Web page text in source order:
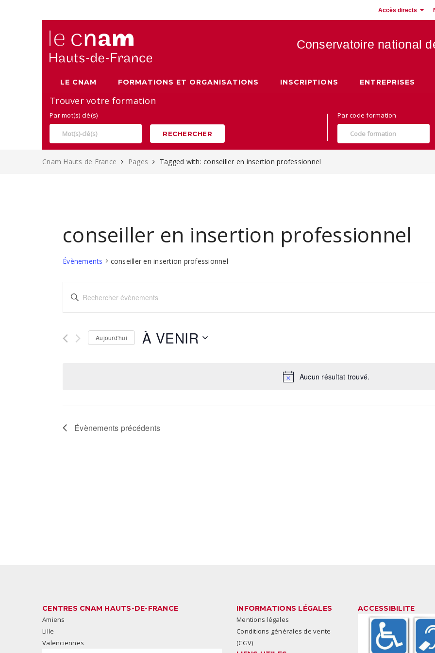
Accès directs
Conservatoire national
LE CNAM FORMATIONS ET ORGANISATIONS INSCRIPTIONS ENTREPRISES
Trouver votre formation
Par mot(s) clé(s)
RECHERCHER
Par code formation
Cnam Hauts de France Pages Tagged with: conseiller en insertion professionnel
Aucun résultat trouvé.
conseiller en insertion professionnel
Évènements conseiller en insertion professionnel
et
navigation
vues
Saisir
Rechercher
ÉvènementsAujourd'hui À VENIR
Évènements précédents
CENTRES CNAM HAUTS-DE-FRANCE
Amiens
Lille
Valenciennes
INFORMATIONS LÉGALES
Mentions légales
Conditions générales de vente
(CGV)
ACCESSIBILITE